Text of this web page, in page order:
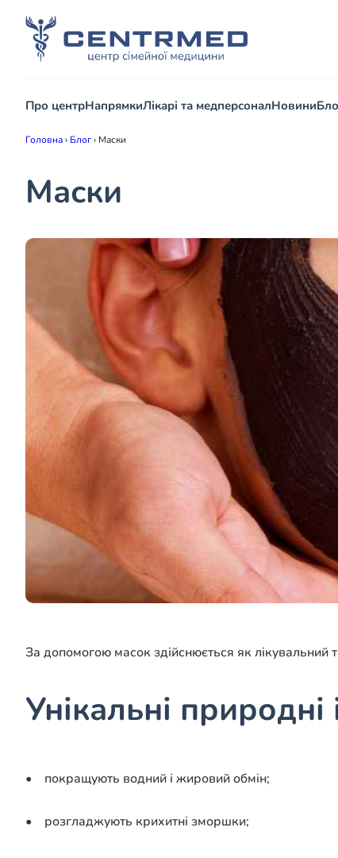
Про центрНапрямкиЛікарі та медперсоналНовини
Головна› Блог› Маски
Маски
За допомогою масок здійснюється як лікувальний
Унікальні
• покращують водний і жировий обмін;
• розгладжують крихитні зморшки;